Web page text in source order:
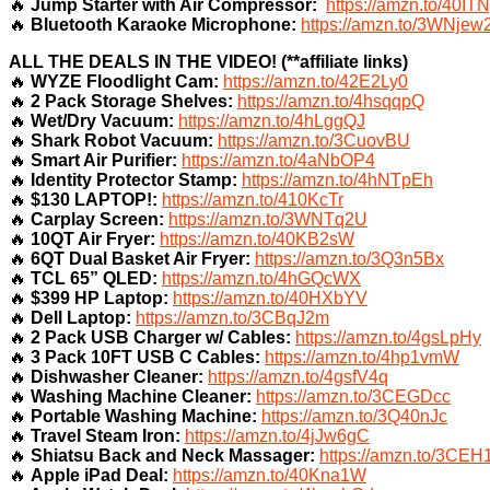
🔥 Jump Starter with Air Compressor:
https://amzn.to/
🔥 Bluetooth Karaoke Microphone: https://amzn.to/
ALL THE DEALS IN THE VIDEO! (**affiliate links)
🔥 WYZE Floodlight Cam: https://amzn.to/42E2Ly0
🔥 2 Pack Storage Shelves: https://amzn.to/4hsqqpQ
🔥 Wet/Dry Vacuum: https://amzn.to/4hLggQJ
🔥 Shark Robot Vacuum: https://amzn.to/3CuovBU
🔥 Smart Air Purifier: https://amzn.to/4aNbOP4
🔥
Identity Protector Stamp: https://amzn.to/4hNTpEh
🔥 $130 LAPTOP!: https://amzn.to/410KcTr
🔥 Carplay Screen: https://amzn.to/3WNTq2U
🔥 10QT Air Fryer: https://amzn.to/40KB2sW
🔥 6QT Dual Basket Air Fryer: https://amzn.to/3Q3n5Bx
🔥 TCL 65” QLED: https://amzn.to/4hGQcWX
🔥 $399 HP Laptop: https://amzn.to/40HXbYV
🔥 Dell Laptop: https://amzn.to/3CBqJ2m
🔥 2 Pack USB Charger w/ Cables: https://amzn.to/4gsLpHy
🔥 3 Pack 10FT USB C Cables: https://amzn.to/4hp1vmW
🔥 Dishwasher Cleaner: https://amzn.to/4gsfV4q
🔥 Washing Machine Cleaner: https://amzn.to/3CEGDcc
🔥 Portable Washing Machine: https://amzn.to/3Q40nJc
🔥 Travel Steam Iron: https://amzn.to/4jJw6gC
🔥 Shiatsu Back and Neck Massager: https://amzn.to/
🔥 Apple iPad Deal: https://amzn.to/40Kna1W